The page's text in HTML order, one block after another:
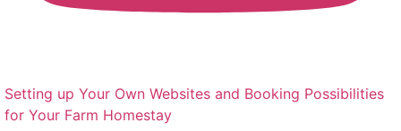
Setting up Your Own Websites and Booking Possibilities
for Your Farm Homestay